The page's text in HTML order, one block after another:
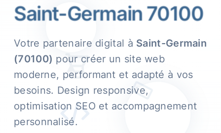
Saint-Germain 70100
Votre partenaire digital à Saint-Germain
(70100) pour créer un site web
moderne, performant et adapté à vos
besoins. Design responsive,
optimisation SEO et accompagnement
personnalisé.